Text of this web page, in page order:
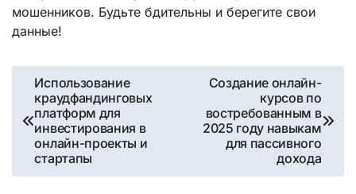
мошенников. Будьте бдительны и берегите свои
данные!
Навигация
по
записям
Использование
краудфандинговых
платформ для
инвестирования в
онлайн-проекты и
стартапы
Создание онлайн-
курсов по
востребованным в
2025 году навыкам
для пассивного
дохода